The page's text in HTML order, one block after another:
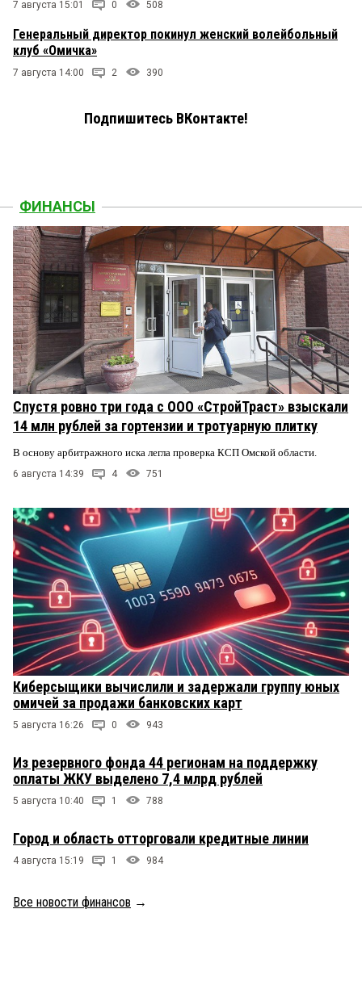
7 августа 15:01 0 508
Генеральный директор покинул женский волейбольный
клуб «Омичка»
7 августа 14:00 2 390
Подпишитесь ВКонтакте!
ФИНАНСЫ
Спустя ровно три года с ООО «СтройТраст» взыскали
14 млн рублей за гортензии и тротуарную плитку
В основу арбитражного иска легла проверка КСП Омской области.
6 августа 14:39 4 751
Киберсыщики вычислили и задержали группу юных
омичей за продажи банковских карт
5 августа 16:26 0 943
Из резервного фонда 44 регионам на поддержку
оплаты ЖКУ выделено 7,4 млрд рублей
5 августа 10:40 1 788
Город и область отторговали кредитные линии
4 августа 15:19 1 984
Все новости финансов →